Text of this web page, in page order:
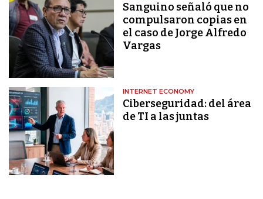
Sanguino señaló que no
compulsaron copias en
el caso de Jorge Alfredo
Vargas
INTERNET ECONOMY
Ciberseguridad: del área
de TI a las juntas